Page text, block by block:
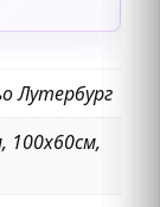
Лутербург
100х60см,